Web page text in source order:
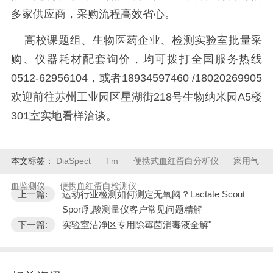
多家供应商，采购流程高效省心。
高校课题组、生物医药企业、检测实验室批量采
购、仪器耗材配套询价，均可拨打全国服务热线
0512-62956104，或者18934597460 /18020269905
欢迎前往苏州工业园区星湖街218号生物纳米园A5楼
301室实地看样洽谈。
本文标签： DiaSpect Tm 便携式血红蛋白分析仪 家用气
血监测仪 便携血红蛋白检测仪
上一篇:
运动行业检测如何测定无氧阈？Lactate Scout
Sport乳酸测量仪客户常见问题精解
下一篇:
实验室洁净区专用除霉菌消毒液全解"